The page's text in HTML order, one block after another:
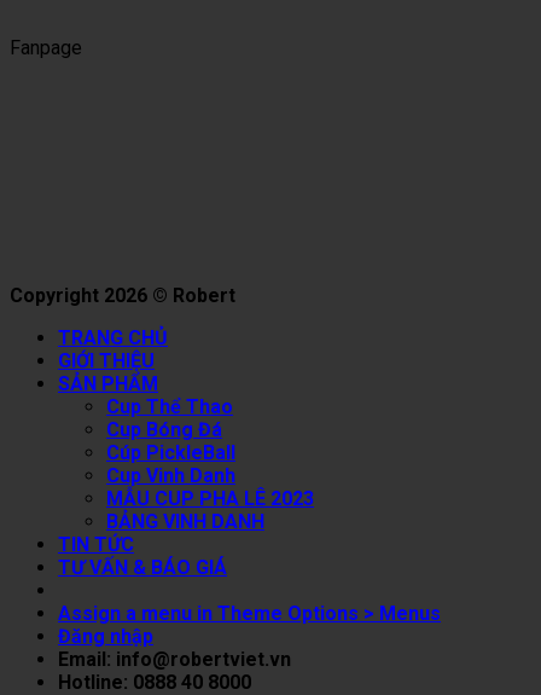
Fanpage
Copyright 2026 © Robert
TRANG CHỦ
GIỚI THIỆU
SẢN PHẨM
Cup Thể Thao
Cup Bóng Đá
Cúp PickleBall
Cup Vinh Danh
MẪU CUP PHA LÊ 2023
BẢNG VINH DANH
TIN TỨC
TƯ VẤN & BÁO GIÁ
Assign a menu in Theme Options > Menus
Đăng nhập
Email: info@robertviet.vn
Hotline: 0888 40 8000